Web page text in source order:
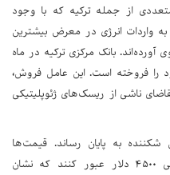
از جمله ترکیه که با وجود
واردات انرژی در معرض بیشترین
بانک مرکزی ترکیه در ماه
خود را فروخته است. این عامل فروش،
ناشی از ریسک‌های ژئوپلیتیکی
شکننده به پایان رساند. قیمت‌ها
نتوانستند به طور قاطع از سطح روانی ۴۵۰۰ دلار عبور کنند که نشان